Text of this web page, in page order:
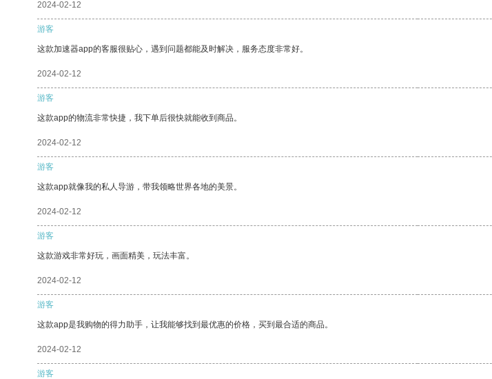
2024-02-12
游客
这款加速器app的客服很贴心，遇到问题都能及时解决，服务态度非常好。
2024-02-12
游客
这款app的物流非常快捷，我下单后很快就能收到商品。
2024-02-12
游客
这款app就像我的私人导游，带我领略世界各地的美景。
2024-02-12
游客
这款游戏非常好玩，画面精美，玩法丰富。
2024-02-12
游客
这款app是我购物的得力助手，让我能够找到最优惠的价格，买到最合适的商品。
2024-02-12
游客